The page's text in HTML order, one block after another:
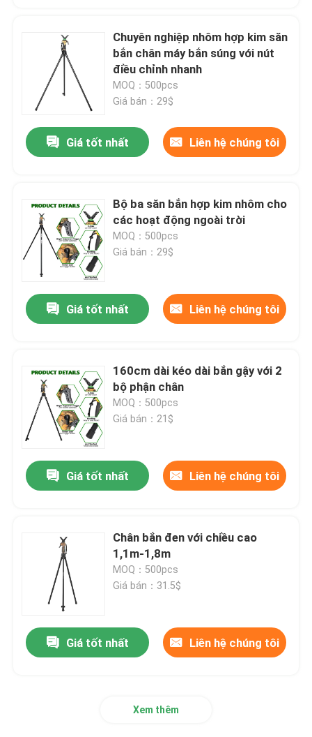
Sản phẩm
Video
Hướng dẫn VR
Tham quan nhà máy
Kiểm soát chất lượng
Liên hệ chúng tôi
Chuyên nghiệp nhôm hợp kim săn
bắn chân máy bắn súng với nút
điều chỉnh nhanh
MOQ：500pcs
Giá bán：29$
Giá tốt nhất Liên hệ chúng tôi
Bộ ba săn bắn hợp kim nhôm cho
các hoạt động ngoài trời
MOQ：500pcs
Giá bán：29$
Giá tốt nhất Liên hệ chúng tôi
160cm dài kéo dài bắn gậy với 2
bộ phận chân
MOQ：500pcs
Giá bán：21$
Giá tốt nhất Liên hệ chúng tôi
Chân bắn đen với chiều cao
1,1m-1,8m
MOQ：500pcs
Giá bán：31.5$
Giá tốt nhất Liên hệ chúng tôi
Xem thêm